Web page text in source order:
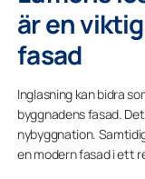
är en
fasad
Inglasning kan bidra
byggnadens fasad.
nybyggnation.
en modern fasad i ett